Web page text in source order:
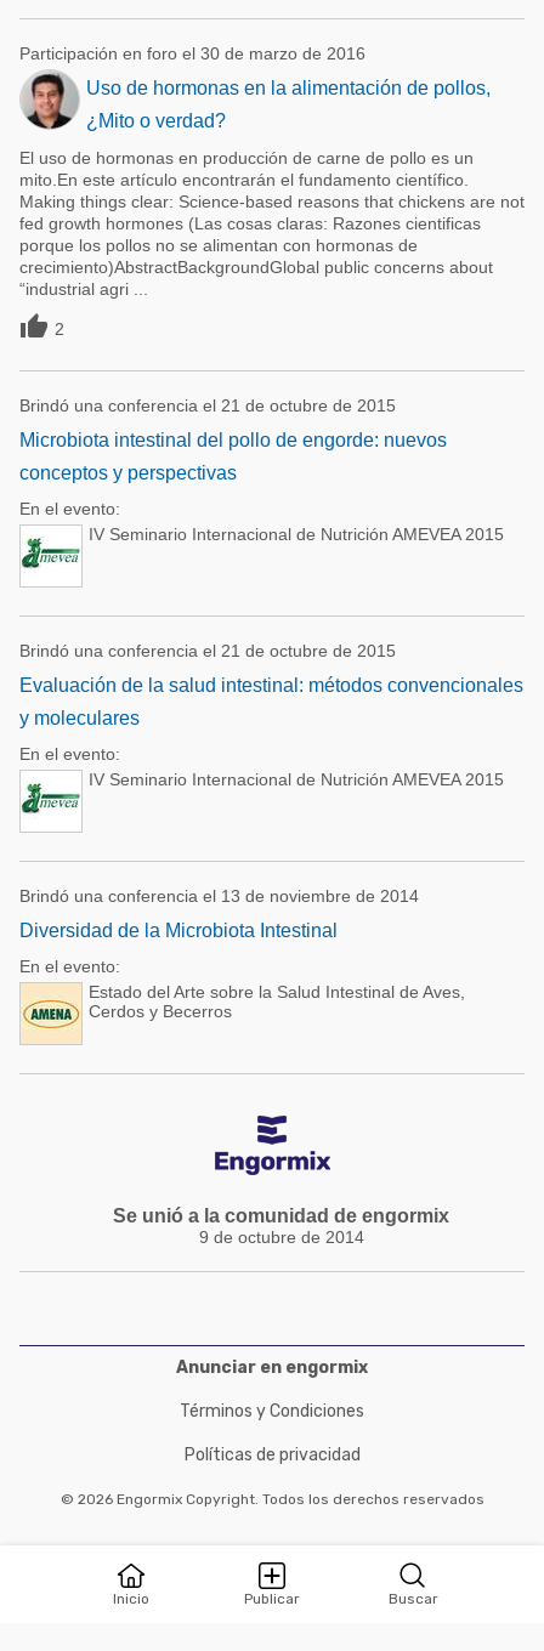
Inicio Publicar Buscar
Participación en foro el 30 de marzo de 2016
Uso de hormonas en la alimentación de pollos,
¿Mito o verdad?
El uso de hormonas en producción de carne de pollo es un
mito.En este artículo encontrarán el fundamento científico.
Making things clear: Science-based reasons that chickens are not
fed growth hormones (Las cosas claras: Razones cientificas
porque los pollos no se alimentan con hormonas de
crecimiento)AbstractBackgroundGlobal public concerns about
“industrial agri ...
 2
Brindó una conferencia el 21 de octubre de 2015
Microbiota intestinal del pollo de engorde: nuevos
conceptos y perspectivas
En el evento:
IV Seminario Internacional de Nutrición AMEVEA 2015
Brindó una conferencia el 21 de octubre de 2015
Evaluación de la salud intestinal: métodos convencionales
y moleculares
En el evento:
IV Seminario Internacional de Nutrición AMEVEA 2015
Brindó una conferencia el 13 de noviembre de 2014
Diversidad de la Microbiota Intestinal
En el evento:
Estado del Arte sobre la Salud Intestinal de Aves,
Cerdos y Becerros
Se unió a la comunidad de engormix
9 de octubre de 2014
Anunciar en engormix
Términos y Condiciones
Políticas de privacidad
© 2026 Engormix Copyright. Todos los derechos reservados